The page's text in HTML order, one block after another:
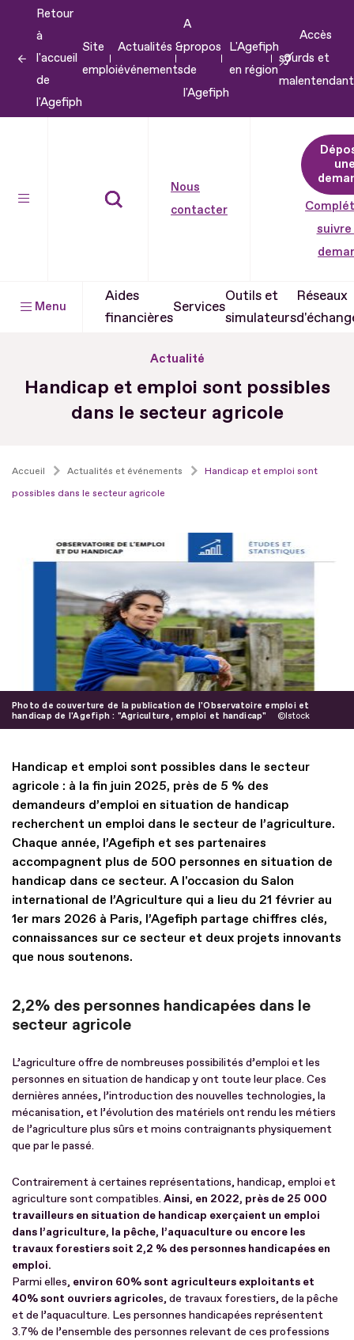
contenu
Retour
à
l'accueil
de
l'Agefiph
Site
emploi
Actualités &
événements
A
propos
de
l'Agefiph
L'Agefiph
en région
Accès
sourds et
Nous
contacter
suivre
Menu
Aides
financières
Services
Outils et
simulateurs
Réseaux
Actualité
Handicap et emploi sont possibles
dans le secteur agricole
Accueil Actualités et événements
Handicap et emploi sont
possibles dans le secteur agricole
Photo de couverture de la publication de l'Observatoire emploi et
handicap de l'Agefiph : "Agriculture, emploi et handicap"
Istock
Handicap et emploi sont possibles dans le secteur
agricole : à la fin juin 2025, près de 5 % des
demandeurs d’emploi en situation de handicap
recherchent un emploi dans le secteur de l’agriculture.
Chaque année, l’Agefiph et ses partenaires
accompagnent plus de 500 personnes en situation de
handicap dans ce secteur. A l'occasion du Salon
international de l’Agriculture qui a lieu du 21 février au
1er mars 2026 à Paris, l’Agefiph partage chiffres clés,
connaissances sur ce secteur et deux projets innovants
que nous soutenons.
2,2% des personnes handicapées dans le
secteur agricole
L’agriculture offre de nombreuses possibilités d’emploi et les
personnes en situation de handicap y ont toute leur place. Ces
dernières années, l’introduction des nouvelles technologies, la
mécanisation, et l’évolution des matériels ont rendu les métiers
de l’agriculture plus sûrs et moins contraignants physiquement
que par le passé.
Contrairement à certaines représentations, handicap, emploi et
agriculture sont compatibles. Ainsi, en 2022, près de 25 000
travailleurs en situation de handicap exerçaient un emploi
dans l’agriculture, la pêche, l’aquaculture ou encore les
travaux forestiers soit 2,2 % des personnes handicapées en
emploi.
Parmi elles, environ 60% sont agriculteurs exploitants et
40% sont ouvriers agricoles, de travaux forestiers, de la pêche
et de l’aquaculture. Les personnes handicapées représentent
3.7% de l’ensemble des personnes relevant de ces professions